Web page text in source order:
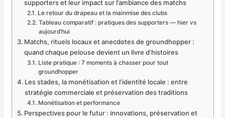
supporters et leur impact sur l’ambiance des matchs
Le retour du drapeau et la mainmise des clubs
Tableau comparatif : pratiques des supporters — hier vs
aujourd’hui
Matchs, rituels locaux et anecdotes de groundhopper :
quand chaque pelouse devient un livre d’histoires
Liste pratique : 7 moments à chasser pour tout
groundhopper
Les stades, la monétisation et l’identité locale : entre
stratégie commerciale et préservation des traditions
Monétisation et performance
Perspectives pour le futur : innovations, préservation et